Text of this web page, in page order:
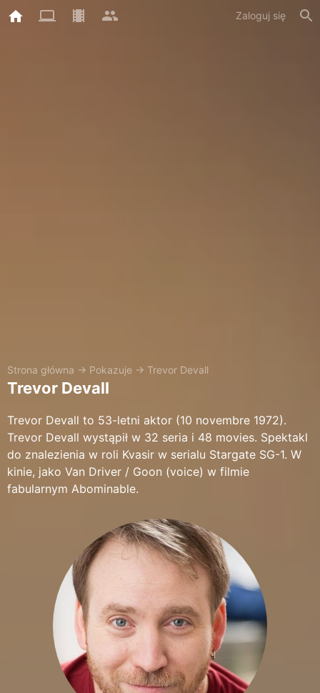
Zaloguj się
Strona główna → Pokazuje → Trevor Devall
Trevor Devall
Trevor Devall to 53-letni aktor (10 novembre 1972).
Trevor Devall wystąpił w 32 seria i 48 movies. Spektakl
do znalezienia w roli Kvasir w serialu Stargate SG-1. W
kinie, jako Van Driver / Goon (voice) w filmie
fabularnym Abominable.